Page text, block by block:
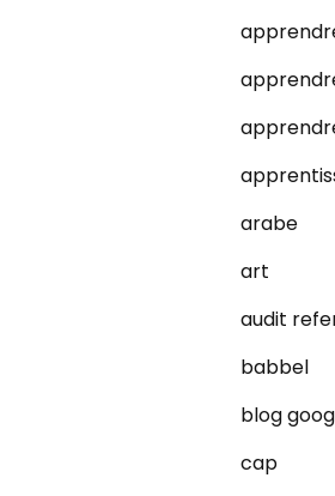
arabe
art
audit
babbel
blog
cap